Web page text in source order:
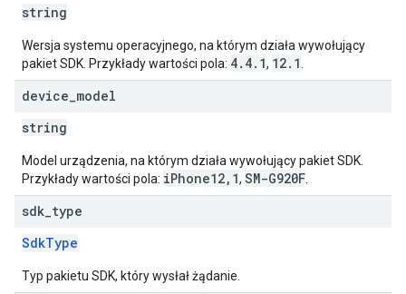
string
Wersja systemu operacyjnego, na którym działa wywołujący
pakiet SDK. Przykłady wartości pola: 4.4.1, 12.1
device model
string
Model urządzenia, na którym działa wywołujący pakiet SDK.
Przykłady wartości pola: iPhone12,1, SM-G920F
sdk type
SdkType
Typ pakietu SDK, który wysłał żądanie.